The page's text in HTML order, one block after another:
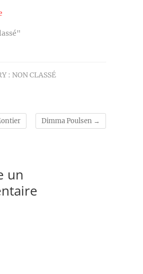
: NON CLASSÉ
Dimma Poulsen →
un